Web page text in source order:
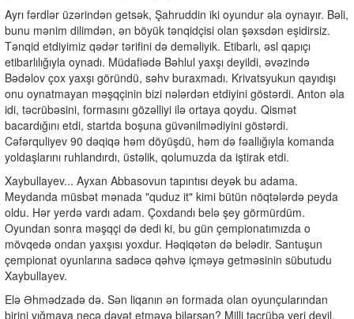
Ayrı fərdlər üzərindən getsək, Şahruddin iki oyundur əla oynayır. Bəli,
bunu mənim dilimdən, ən böyük tənqidçisi olan şəxsdən eşidirsiz.
Tənqid etdiyimiz qədər tərifini də deməliyik. Etibarlı, əsl qapıçı
etibarlılığıyla oynadı. Müdafiədə Bəhlul yaxşı deyildi, əvəzində
Bədəlov çox yaxşı göründü, səhv buraxmadı. Krivatsyukun qayıdışı
onu oynatmayan məşqçinin bizi nələrdən etdiyini göstərdi. Anton əla
idi, təcrübəsini, formasını gözəlliyi ilə ortaya qoydu. Qismət
bacardığını etdi, startda boşuna güvənilmədiyini göstərdi.
Cəfərquliyev 90 dəqiqə həm döyüşdü, həm də fəallığıyla komanda
yoldaşlarını ruhlandırdı, üstəlik, qolumuzda da iştirak etdi.
Xaybullayev... Ayxan Abbasovun tapıntısı deyək bu adama.
Meydanda müsbət mənada "quduz it" kimi bütün nöqtələrdə peyda
oldu. Hər yerdə vardı adam. Çoxdandı belə şey görmürdüm.
Oyundan sonra məşqçi də dedi ki, bu gün çempionatımızda o
mövqedə ondan yaxşısı yoxdur. Həqiqətən də belədir. Santuşun
çempionat oyunlarına sadəcə qəhvə içməyə getməsinin sübutudu
Xaybullayev.
Elə Əhmədzadə də. Sən liqanın ən formada olan oyunçularından
birini yığmaya necə dəvət etməyə bilərsən? Milli təcrübə yeri deyil.